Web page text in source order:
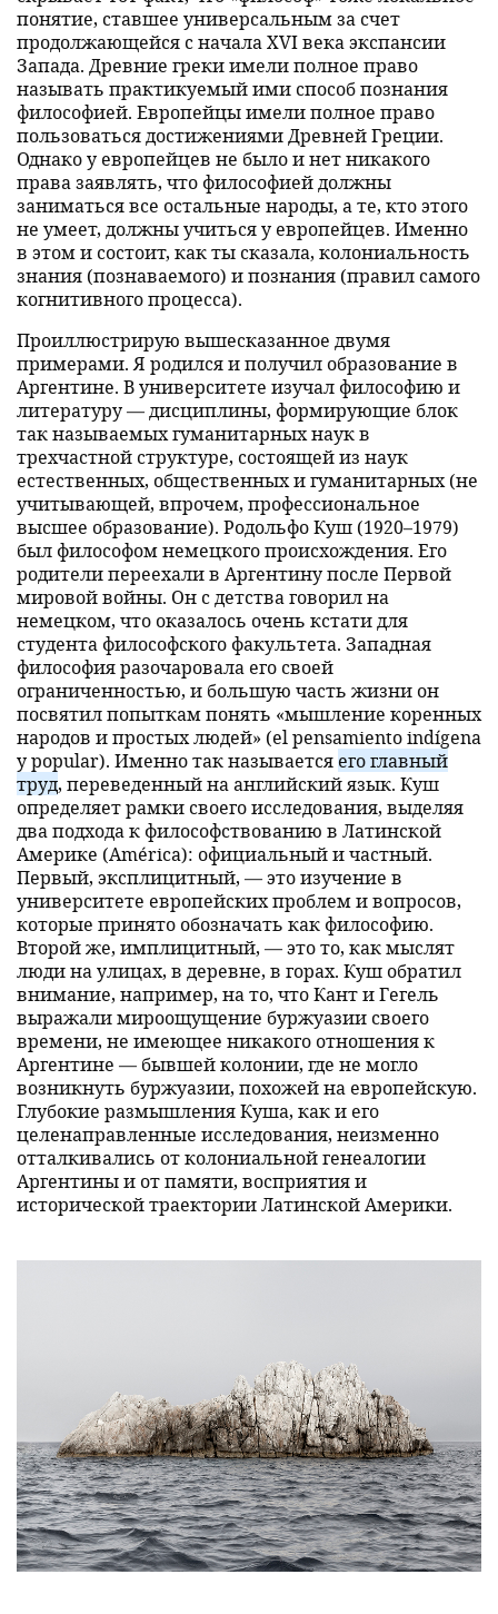
понятие, ставшее универсальным за счет
продолжающейся с начала XVI века экспансии
Запада. Древние греки имели полное право
называть практикуемый ими способ познания
философией. Европейцы имели полное право
пользоваться достижениями Древней Греции.
Однако у европейцев не было и нет никакого
права заявлять, что философией должны
заниматься все остальные народы, а те, кто этого
не умеет, должны учиться у европейцев. Именно
в этом и состоит, как ты сказала, колониальность
знания (познаваемого) и познания (правил самого
когнитивного процесса).
Проиллюстрирую вышесказанное двумя
примерами. Я родился и получил образование в
Аргентине. В университете изучал философию и
литературу — дисциплины, формирующие блок
так называемых гуманитарных наук в
трехчастной структуре, состоящей из наук
естественных, общественных и гуманитарных (не
учитывающей, впрочем, профессиональное
высшее образование). Родольфо Куш (1920–1979)
был философом немецкого происхождения. Его
родители переехали в Аргентину после Первой
мировой войны. Он с детства говорил на
немецком, что оказалось очень кстати для
студента философского факультета. Западная
философия разочаровала его своей
ограниченностью, и большую часть жизни он
посвятил попыткам понять «мышление коренных
народов и простых людей» (el pensamiento indígena
y popular). Именно так называется его главный
труд, переведенный на английский язык. Куш
определяет рамки своего исследования, выделяя
два подхода к философствованию в Латинской
Америке (América): официальный и частный.
Первый, эксплицитный, — это изучение в
университете европейских проблем и вопросов,
которые принято обозначать как философию.
Второй же, имплицитный, — это то, как мыслят
люди на улицах, в деревне, в горах. Куш обратил
внимание, например, на то, что Кант и Гегель
выражали мироощущение буржуазии своего
времени, не имеющее никакого отношения к
Аргентине — бывшей колонии, где не могло
возникнуть буржуазии, похожей на европейскую.
Глубокие размышления Куша, как и его
целенаправленные исследования, неизменно
отталкивались от колониальной генеалогии
Аргентины и от памяти, восприятия и
исторической траектории Латинской Америки.